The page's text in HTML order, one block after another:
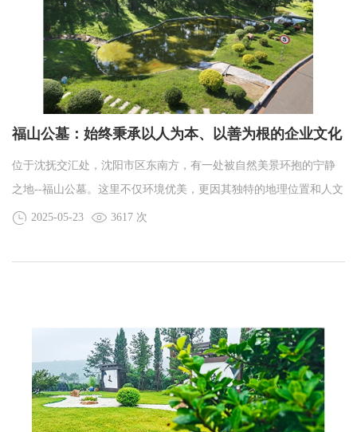
福山公墓：始终秉承以人为本、以善为根的企业文化
理念!
位于沈抚交汇处，沈阳市区东南方，有一处被自然美景环抱的宁静
之地--福山公墓。这里不仅环境优美，更因其独特的地理位置和人文
气息，成为了众多家庭选择先人安息之所的理想之地。坐北朝南的
景色各异，春有花、夏有荫、秋有果、冬有雪，为逝者提供了一个
2025-05-23 3617 次